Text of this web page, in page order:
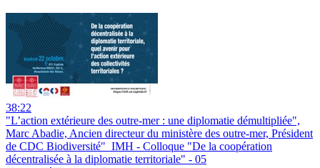
38:22
"L’action extérieure des outre-mer : une diplomatie démultipliée",
Marc Abadie, Ancien directeur du ministère des outre-mer, Président
de CDC Biodiversité"_IMH - Colloque "De la coopération
décentralisée à la diplomatie territoriale" - 05